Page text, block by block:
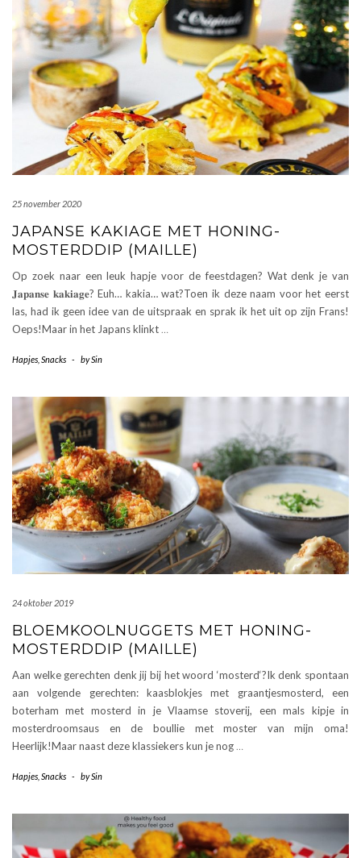
25 november 2020
JAPANSE KAKIAGE MET HONING-
MOSTERDDIP (MAILLE)
Op zoek naar een leuk hapje voor de feestdagen? Wat denk je van
𝐉𝐚𝐩𝐚𝐧𝐬𝐞 𝐤𝐚𝐤𝐢𝐚𝐠𝐞? Euh… kakia… wat?Toen ik deze naam voor het eerst
las, had ik geen idee van de uitspraak en sprak ik het uit op zijn Frans!
Oeps!Maar in het Japans klinkt…
Hapjes Snacks - bySin
24 oktober 2019
BLOEMKOOLNUGGETS MET HONING-
MOSTERDDIP (MAILLE)
Aan welke gerechten denk jij bij het woord ‘mosterd‘?Ik denk spontaan
aan volgende gerechten: kaasblokjes met graantjesmosterd, een
boterham met mosterd in je Vlaamse stoverij, een mals kipje in
mosterdroomsaus en de boullie met moster van mijn oma!
Heerlijk!Maar naast deze klassiekers kun je nog…
Hapjes Snacks - bySin